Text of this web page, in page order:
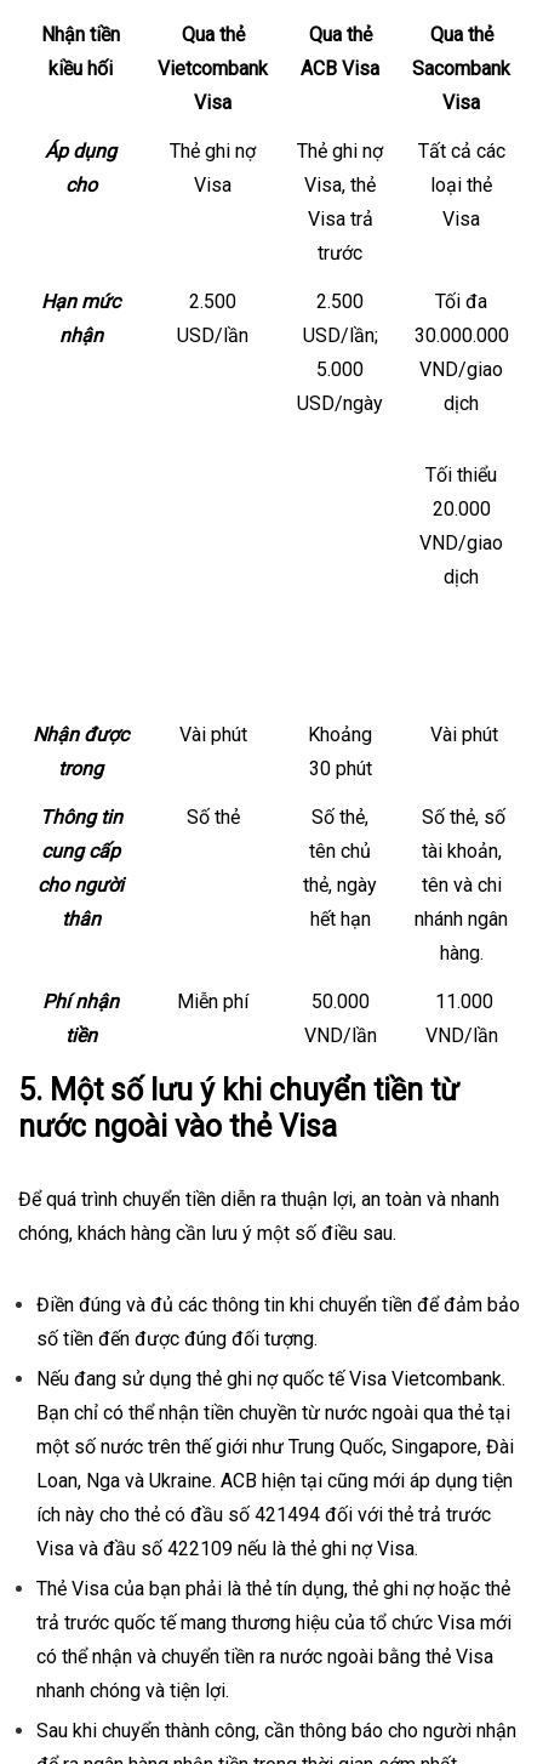
Nhận tiền
kiều hối
Qua thẻ
Vietcombank
Visa
Qua thẻ
ACB Visa
Qua thẻ
Sacombank
Visa
Áp dụng
cho
Thẻ ghi nợ
Visa
Thẻ ghi nợ
Visa, thẻ
Visa trả
trước
Tất cả các
loại thẻ
Visa
Hạn mức
nhận
2.500
USD/lần
2.500
USD/lần;
5.000
USD/ngày
Tối đa
30.000.000
VND/giao
dịch
Tối thiểu
20.000
VND/giao
dịch
Nhận được
trong
Vài phút
Khoảng
30 phút
Vài phút
Thông tin
cung cấp
cho người
thân
Số thẻ
Số thẻ,
tên chủ
thẻ, ngày
hết hạn
Số thẻ, số
tài khoản,
tên và chi
nhánh ngân
hàng.
Phí nhận
tiền
Miễn phí
50.000
VND/lần
11.000
VND/lần
5. Một số lưu ý khi chuyển tiền từ
nước ngoài vào thẻ Visa
Để quá trình chuyển tiền diễn ra thuận lợi, an toàn và nhanh
chóng, khách hàng cần lưu ý một số điều sau.
Điền đúng và đủ các thông tin khi chuyển tiền để đảm bảo
số tiền đến được đúng đối tượng.
Nếu đang sử dụng thẻ ghi nợ quốc tế Visa Vietcombank.
Bạn chỉ có thể nhận tiền chuyền từ nước ngoài qua thẻ tại
một số nước trên thế giới như Trung Quốc, Singapore, Đài
Loan, Nga và Ukraine. ACB hiện tại cũng mới áp dụng tiện
ích này cho thẻ có đầu số 421494 đối với thẻ trả trước
Visa và đầu số 422109 nếu là thẻ ghi nợ Visa.
Thẻ Visa của bạn phải là thẻ tín dụng, thẻ ghi nợ hoặc thẻ
trả trước quốc tế mang thương hiệu của tổ chức Visa mới
có thể nhận và chuyển tiền ra nước ngoài bằng thẻ Visa
nhanh chóng và tiện lợi.
Sau khi chuyển thành công, cần thông báo cho người nhận